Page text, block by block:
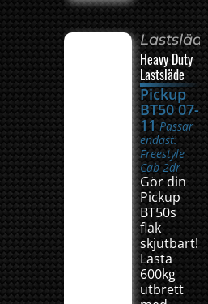
Heavy Duty
Lastsläde
Pickup
BT50 07-
11 Passar
endast:
Freestyle
Cab 2dr
Gör din
Pickup
BT50s
flak
skjutbart!
Lasta
600kg
utbrett